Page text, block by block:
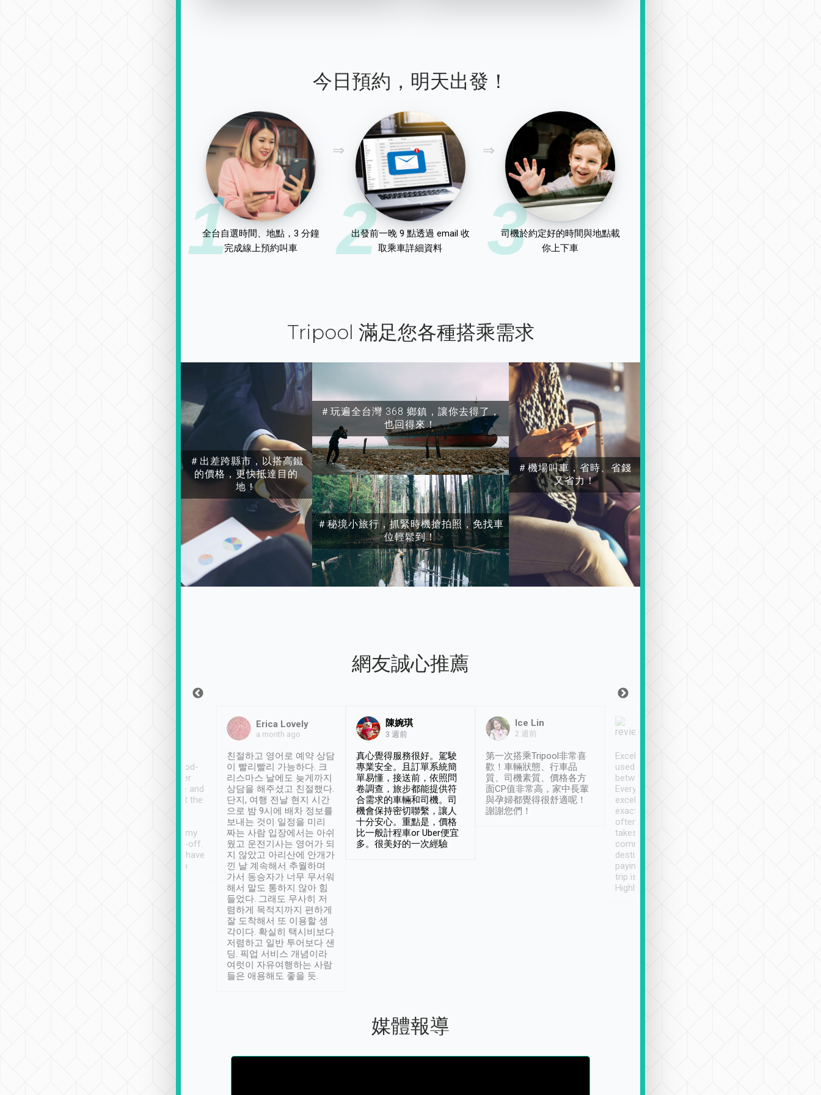
今日預約，明天出發！
1
全台自選時間、地點，3 分鐘
完成線上預約叫車
2
出發前一晚 9 點透過 email 收
取乘車詳細資料
3
司機於約定好的時間與地點載
你上下車
Tripool 滿足您各種搭乘需求
＃出差跨縣市，以搭高鐵
的價格，更快抵達目的
地！
＃玩遍全台灣 368 鄉鎮，讓你去得了，
也回得來！
＃秘境小旅行，抓緊時機搶拍照，免找車
位輕鬆到！
＃機場叫車，省時、省錢
又省力！
網友誠心推薦
service, vehicles in good-
condition and the driver
service was awesome and
thoughtful. Driver went the
have safely arrived at my
destination after drop-off.
Definitely something I have
not seen elsewhere 👍
Erica Lovely
a month ago
친절하고 영어로 예약 상담
이 빨리빨리 가능하다. 크
리스마스 날에도 늦게까지
상담을 해주셨고 친절했다.
단지, 여행 전날 현지 시간
으로 밤 9시에 배차 정보를
보내는 것이 일정을 미리
짜는 사람 입장에서는 아쉬
웠고 운전기사는 영어가 되
지 않았고 아리산에 안개가
낀 날 계속해서 추월하며
가서 동승자가 너무 무서워
해서 말도 통하지 않아 힘
들었다. 그래도 무사히 저
렴하게 목적지까지 편하게
잘 도착해서 또 이용할 생
각이다. 확실히 택시비보다
저렴하고 일반 투어보다 샌
딩. 픽업 서비스 개념이라
여럿이 자유여행하는 사람
들은 애용해도 좋을 듯.
陳婉琪
3 週前
真心覺得服務很好。駕駛
專業安全。且訂單系統簡
單易懂，接送前，依照問
卷調查，旅步都能提供符
合需求的車輛和司機。司
機會保持密切聯繫，讓人
十分安心。重點是，價格
比一般計程車or Uber便宜
多。很美好的一次經驗
Ice Lin
2 週前
第一次搭乘Tripool非常喜
歡！車輛狀態、行車品
質、司機素質、價格各方
面CP值非常高，家中長輩
與孕婦都覺得很舒適呢！
謝謝您們！
Excellent service. We have
used Tripool to travel
between cities in Taiwan.
Every driver has been
excellent and arrives
exactly on time. As there is
often limited English it
takes the difficulty out of
communicating the
destination details and
paying online prior to the
trip is very convenient.
Highly recommended
媒體報導